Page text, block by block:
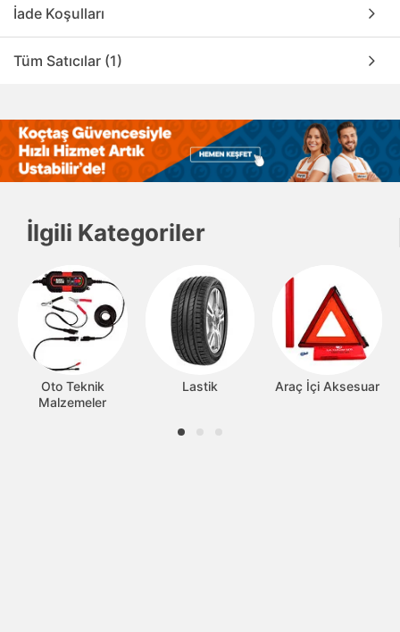
İade Koşulları
Tüm Satıcılar (1)
İlgili Kategoriler
Oto Teknik
Malzemeler
Lastik Araç İçi Aksesuar